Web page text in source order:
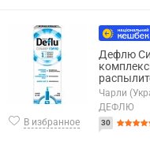
В избранное
Дефлю
Чарли
ДЕФЛЮ
30